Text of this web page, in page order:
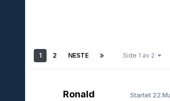
1 2 NESTE Side 1 av 2
Ronald Startet